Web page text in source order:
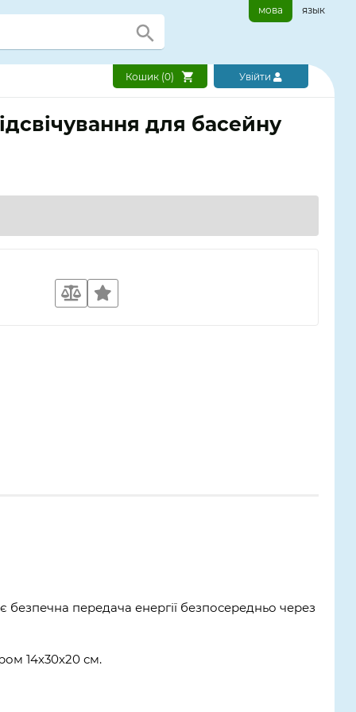
мова язык
Кошик (0) Увійти
для басейну
безпечна передача енергії безпосередньо через
14х30х20 см.